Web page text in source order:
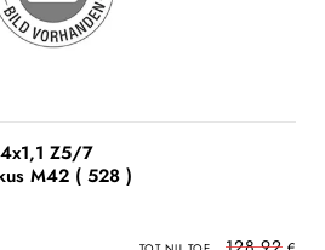
Z5/7
M42 ( 528 )